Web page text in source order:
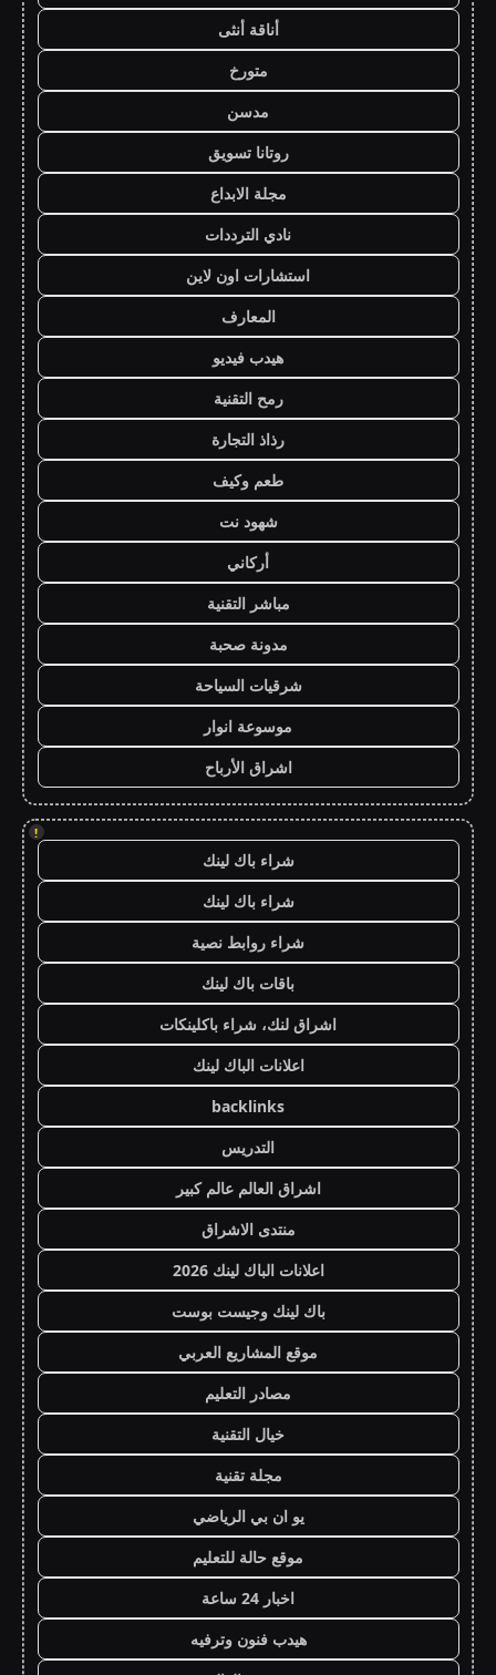
أناقة أنثى
متورخ
مدسن
روتانا تسويق
مجلة الابداع
نادي الترددات
استشارات اون لاين
المعارف
هيدب فيديو
رمح التقنية
رذاذ التجارة
طعم وكيف
شهود نت
أركاني
مباشر التقنية
مدونة صحبة
شرقيات السياحة
موسوعة انوار
اشراق الأرباح
!
شراء باك لينك
شراء باك لينك
شراء روابط نصية
باقات باك لينك
اشراق لنك، شراء باكلينكات
اعلانات الباك لينك
backlinks
التدريس
اشراق العالم عالم كبير
منتدى الاشراق
اعلانات الباك لينك 2026
باك لينك وجيست بوست
موقع المشاريع العربي
مصادر التعليم
خيال التقنية
مجلة تقنية
يو ان بي الرياضي
موقع حالة للتعليم
اخبار 24 ساعة
هيدب فنون وترفيه